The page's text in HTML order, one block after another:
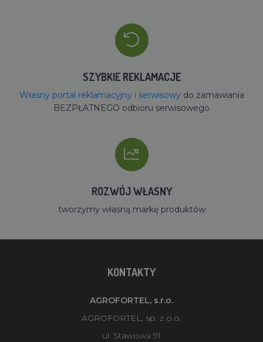
SZYBKIE REKLAMACJE
Własny portal reklamacyjny i serwisowydo zamawiania
BEZPŁATNEGO odbioru serwisowego
ROZWÓJ WŁASNY
tworzymy własną markę produktów
KONTAKTY
AGROFORTEL, s.r.o.
AGROFORTEL, sp. z o.o.
ul. Stawowa 91